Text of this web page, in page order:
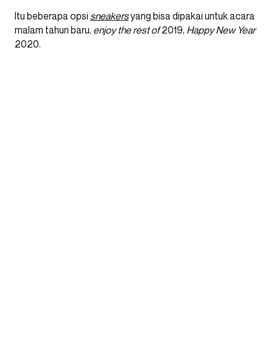
Itu beberapa opsi sneakersyang bisa dipakai untuk acara
malam tahun baru, enjoy the rest of2019, Happy New Year
2020.